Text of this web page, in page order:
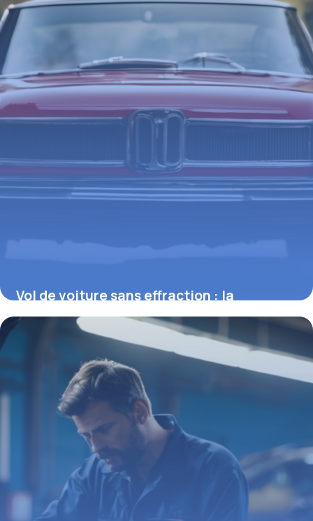
Vol de voiture sans effraction : la
jurisprudence et ses implications